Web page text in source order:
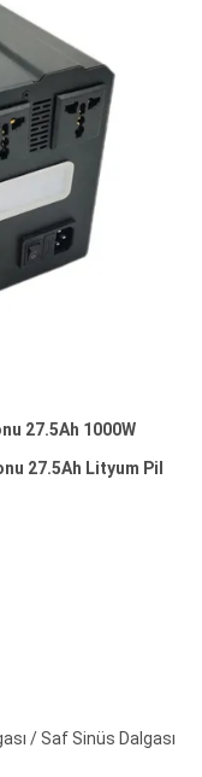
27.5Ah 1000W
27.5Ah Lityum Pil
/ Saf Sinüs Dalgası